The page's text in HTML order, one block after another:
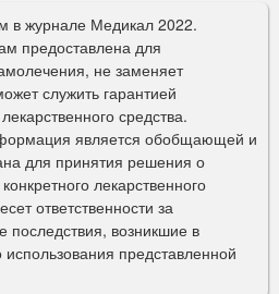
в журнале Медикал 2022.
предоставлена для
не заменяет
служить гарантией
средства.
является обобщающей и
для принятия решения о
лекарственного
ответственности за
последствия, возникшие в
использования представленной